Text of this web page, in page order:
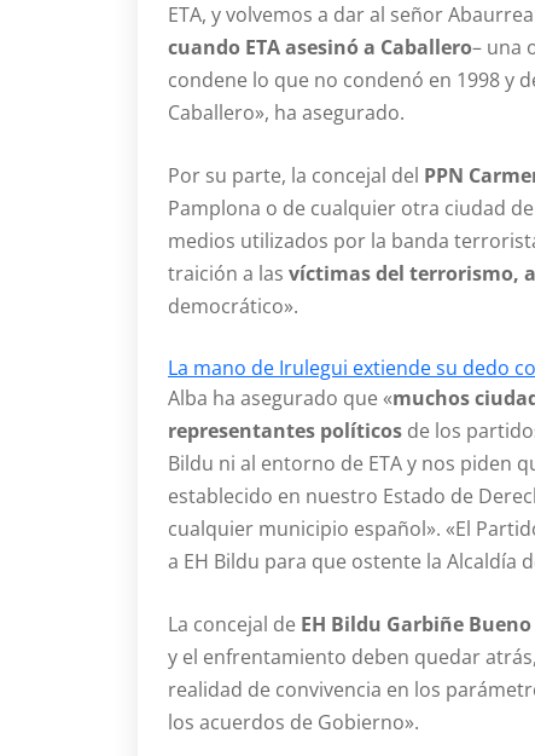
ETA, y volvemos a dar al señor
cuando ETA asesinó a Caballero– una
condene lo que no condenó en 1998 y
Caballero», ha asegurado.
Por su parte, la concejal del PPN
Pamplona o de cualquier otra ciudad
medios utilizados por la banda
traición a las víctimas del terrorismo,
democrático».
La mano de Irulegui extiende su dedo
Alba ha asegurado que «muchos
representantes políticos de los
Bildu ni al entorno de ETA y nos piden
establecido en nuestro Estado de
cualquier municipio español». «El
a EH Bildu para que ostente la Alcaldía
La concejal de EH Bildu Garbiñe Bueno
y el enfrentamiento deben quedar
realidad de convivencia en los
los acuerdos de Gobierno».